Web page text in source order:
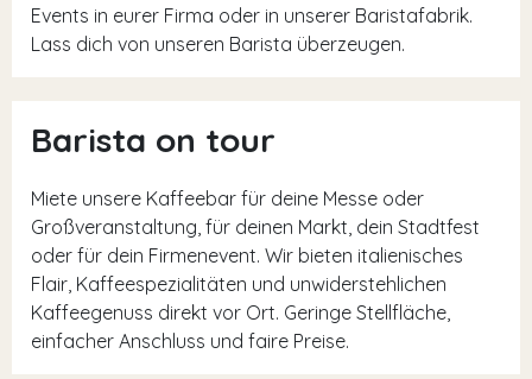
Events in eurer Firma oder in unserer Baristafabrik.
Lass dich von unseren Barista überzeugen.
Barista on tour
Miete unsere Kaffeebar für deine Messe oder
Großveranstaltung, für deinen Markt, dein Stadtfest
oder für dein Firmenevent. Wir bieten italienisches
Flair, Kaffeespezialitäten und unwiderstehlichen
Kaffeegenuss direkt vor Ort. Geringe Stellfläche,
einfacher Anschluss und faire Preise.